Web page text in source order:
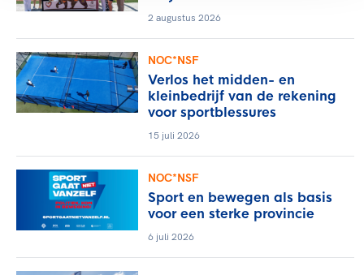
2 augustus 2026
NOC*NSF
Verlos het midden- en
kleinbedrijf van de rekening
voor sportblessures
15 juli 2026
NOC*NSF
Sport en bewegen als basis
voor een sterke provincie
6 juli 2026